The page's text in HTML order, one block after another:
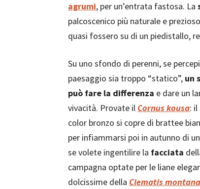
agrumi, per un’entrata fastosa. La
palcoscenico più naturale e
quasi fossero su di un piedistallo,
Su uno sfondo di perenni, se
paesaggio sia troppo “statico”, un
può fare la differenza e dare un
vivacità. Provate il Cornus kousa:
color bronzo si copre di brattee
per infiammarsi poi in autunno di
se volete ingentilire la facciata
campagna optate per le liane
dolcissime della Clematis montana